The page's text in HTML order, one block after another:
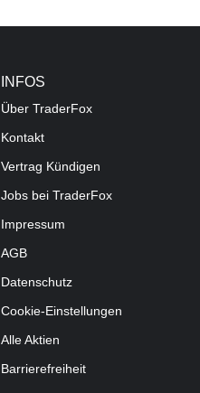
INFOS
Über TraderFox
Kontakt
Vertrag Kündigen
Jobs bei TraderFox
Impressum
AGB
Datenschutz
Cookie-Einstellungen
Alle Aktien
Barrierefreiheit